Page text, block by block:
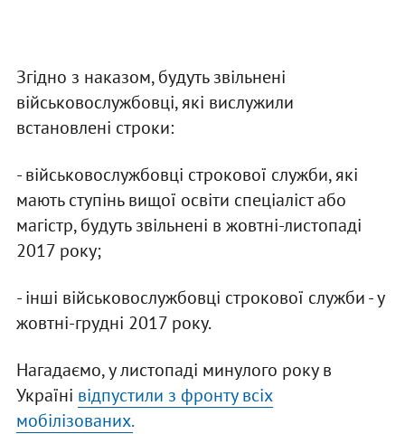
Згідно з наказом, будуть звільнені
військовослужбовці, які вислужили
встановлені строки:
- військовослужбовці строкової служби, які
мають ступінь вищої освіти спеціаліст або
магістр, будуть звільнені в жовтні-листопаді
2017 року;
- інші військовослужбовці строкової служби - у
жовтні-грудні 2017 року.
Нагадаємо, у листопаді минулого року в
Україні відпустили з фронту всіх
мобілізованих.